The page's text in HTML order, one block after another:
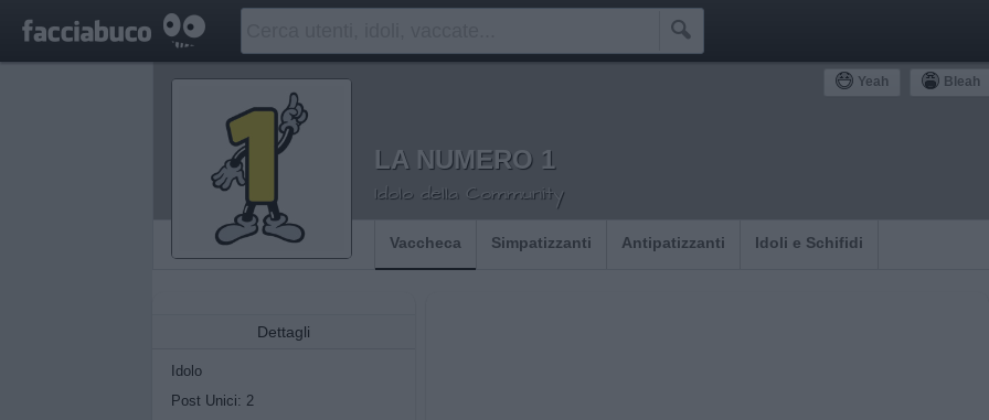

Yeah Bleah
LA NUMERO 1
Idolo della Community
Vaccheca Simpatizzanti Antipatizzanti Idoli e Schifidi
Dettagli
Idolo
Post Unici: 2